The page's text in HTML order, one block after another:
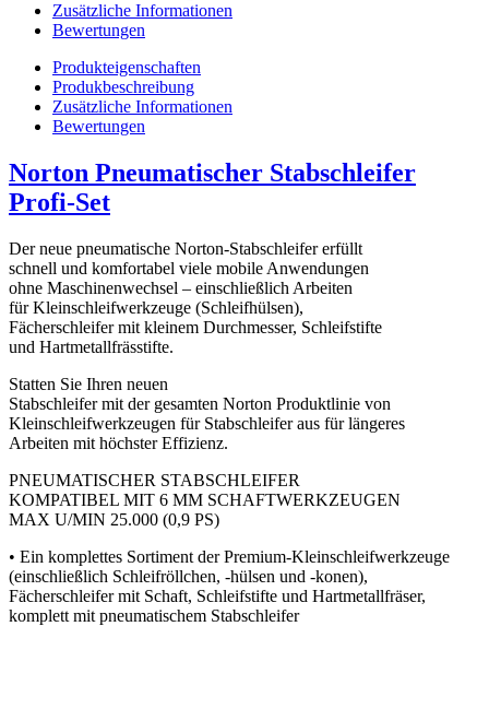
Zusätzliche Informationen
Bewertungen
Produkteigenschaften
Produkbeschreibung
Zusätzliche Informationen
Bewertungen
Norton Pneumatischer Stabschleifer
Profi-Set
Der neue pneumatische Norton-Stabschleifer erfüllt
schnell und komfortabel viele mobile Anwendungen
ohne Maschinenwechsel – einschließlich Arbeiten
für Kleinschleifwerkzeuge (Schleifhülsen),
Fächerschleifer mit kleinem Durchmesser, Schleifstifte
und Hartmetallfrässtifte.
Statten Sie Ihren neuen
Stabschleifer mit der gesamten Norton Produktlinie von
Kleinschleifwerkzeugen für Stabschleifer aus für längeres
Arbeiten mit höchster Effizienz.
PNEUMATISCHER STABSCHLEIFER
KOMPATIBEL MIT 6 MM SCHAFTWERKZEUGEN
MAX U/MIN 25.000 (0,9 PS)
• Ein komplettes Sortiment der Premium-Kleinschleifwerkzeuge
(einschließlich Schleifröllchen, -hülsen und -konen),
Fächerschleifer mit Schaft, Schleifstifte und Hartmetallfräser,
komplett mit pneumatischem Stabschleifer